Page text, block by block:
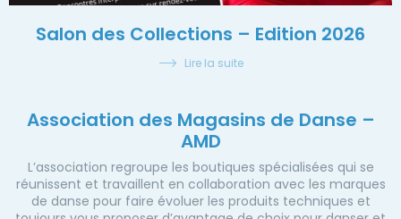
Salon des Collections – Edition 2026
Lire la suite
Association des Magasins de Danse –
AMD
L’association regroupe les boutiques spécialisées qui se
réunissent et travaillent en collaboration avec les marques
de danse pour faire évoluer les produits techniques et